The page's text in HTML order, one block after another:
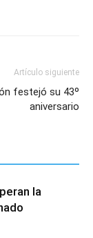
Artículo siguiente
festejó su 43º
aniversario
la